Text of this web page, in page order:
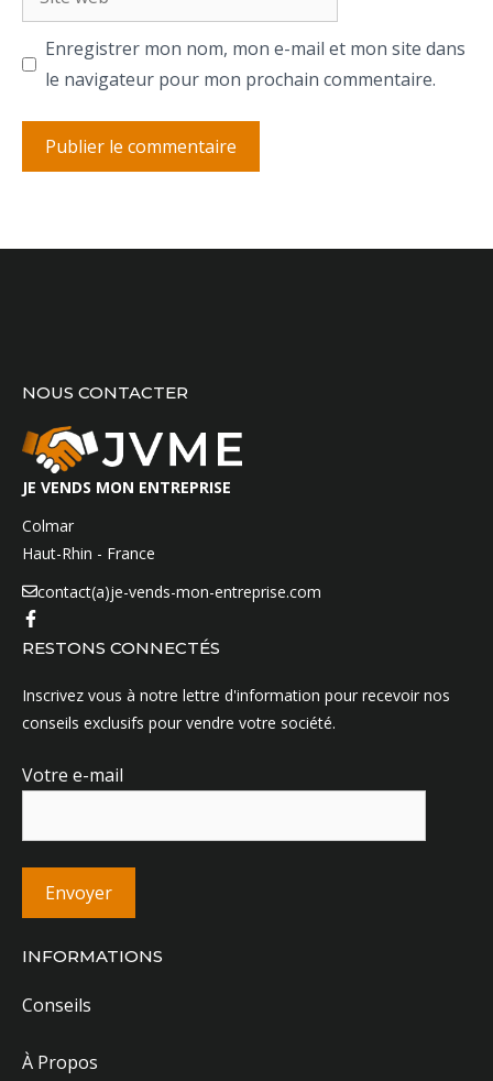
web
Enregistrer mon nom, mon e-mail et mon site dans
le navigateur pour mon prochain commentaire.
NOUS CONTACTER
JE VENDS MON ENTREPRISE
Colmar
Haut-Rhin - France
contact(a)je-vends-mon-entreprise.com
RESTONS CONNECTÉS
Inscrivez vous à notre lettre d'information pour recevoir nos
conseils exclusifs pour vendre votre société.
Votre e-mail
INFORMATIONS
Conseils
À Propos